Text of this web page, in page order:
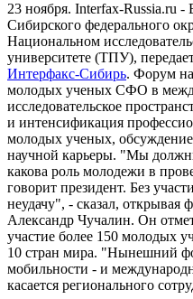
23 ноября. Interfax-Russia.ru
Сибирского федерального
Национальном
университете (ТПУ),
Интерфакс-Сибирь. Форум
молодых ученых СФО в
исследовательское
и интенсификация
молодых ученых,
научной карьеры. "Мы
какова роль молодежи в
говорит президент. Без
неудачу", - сказал,
Александр Чучалин. Он
участие более 150 молодых
10 стран мира. "Нынешний
мобильности - и
касается регионального